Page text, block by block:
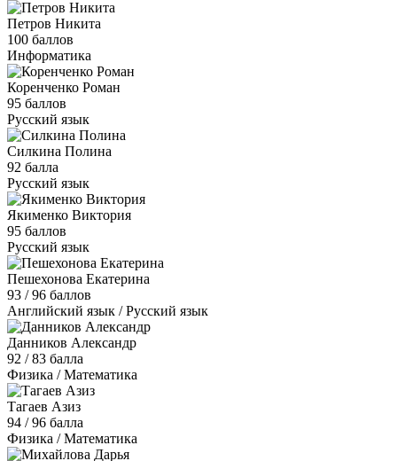
Петров Никита
100 баллов
Информатика
Коренченко Роман
95 баллов
Русский язык
Силкина Полина
92 балла
Русский язык
Якименко Виктория
95 баллов
Русский язык
Пешехонова Екатерина
93 / 96 баллов
Английский язык / Русский язык
Данников Александр
92 / 83 балла
Физика / Математика
Тагаев Азиз
94 / 96 балла
Физика / Математика